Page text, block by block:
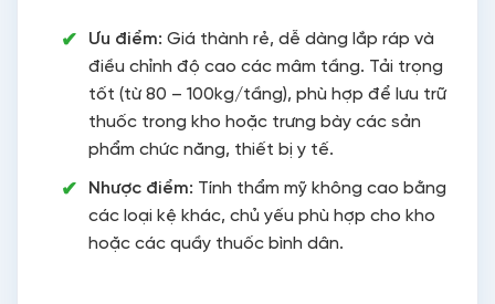
Ưu điểm: Giá thành rẻ, dễ dàng lắp ráp và
điều chỉnh độ cao các mâm tầng. Tải trọng
tốt (từ 80 – 100kg/tầng), phù hợp để lưu trữ
thuốc trong kho hoặc trưng bày các sản
phẩm chức năng, thiết bị y tế.
Nhược điểm: Tính thẩm mỹ không cao bằng
các loại kệ khác, chủ yếu phù hợp cho kho
hoặc các quầy thuốc bình dân.